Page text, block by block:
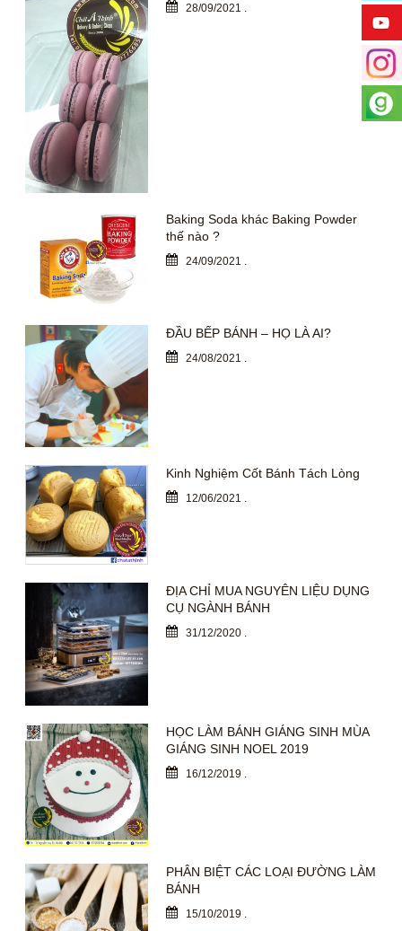
28/09/2021 .
Baking Soda khác Baking Powder
thế nào ?
24/09/2021 .
ĐẦU BẾP BÁNH – HỌ LÀ AI?
24/08/2021
Kinh Nghiệm Cốt Bánh Tách Lòng
12/06/2021 .
ĐỊA CHỈ MUA NGUYÊN LIỆU DỤNG
CỤ NGÀNH BÁNH
31/12/2020
HỌC LÀM BÁNH GIÁNG SINH MÙA
GIÁNG SINH NOEL 2019
16/12/2019
PHÂN BIỆT CÁC LOẠI ĐƯỜNG LÀM
BÁNH
15/10/2019 .